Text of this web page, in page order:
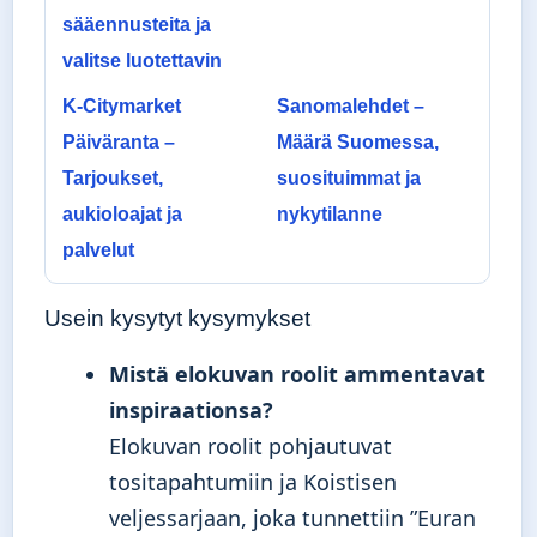
sääennusteita ja
valitse luotettavin
K-Citymarket
Päiväranta –
Tarjoukset,
aukioloajat ja
palvelut
Sanomalehdet –
Määrä Suomessa,
suosituimmat ja
nykytilanne
Usein kysytyt kysymykset
Mistä elokuvan roolit ammentavat
inspiraationsa?
Elokuvan roolit pohjautuvat
tositapahtumiin ja Koistisen
veljessarjaan, joka tunnettiin ”Euran